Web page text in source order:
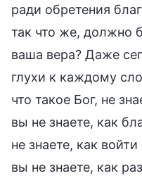
ради обретения
так что же, должно
ваша вера? Даже
глухи к каждому
что такое Бог, не
вы не знаете, как
не знаете, как
вы не знаете, как